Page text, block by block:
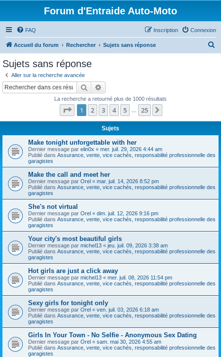
Forum d'Entraide Auto-Moto
FAQ Connexion
Inscription
Accueil du forum Rechercher Sujets sans réponse
Sujets sans réponse
Aller sur la recherche avancée
Rechercher
La recherche a retourné plus de 1000 résultats
Page 1sur25
1 2 3 4 5 25
Sujets
Make tonight unforgettable with her
Dernier message par elin0x « mer. juil. 29, 2026 4:44 am
Publié dans Assurance, vente, vice cachés, responsabilité professionnelle des
garagistes
Make the call and meet her
Dernier message par Orel « mar. juil. 14, 2026 8:52 pm
Publié dans Assurance, vente, vice cachés, responsabilité professionnelle des
garagistes
She's not virtual
Dernier message par Orel « dim. juil. 12, 2026 9:16 pm
Publié dans Assurance, vente, vice cachés, responsabilité professionnelle des
garagistes
Your city's most beautiful girls
Dernier message par michel13 « jeu. juil. 09, 2026 3:38 am
Publié dans Assurance, vente, vice cachés, responsabilité professionnelle des
garagistes
Hot girls are just a click away
Dernier message par michel13 « mer. juil. 08, 2026 11:54 pm
Publié dans Assurance, vente, vice cachés, responsabilité professionnelle des
garagistes
Sexy girls for tonight only
Dernier message par Orel « ven. juil. 03, 2026 6:18 am
Publié dans Assurance, vente, vice cachés, responsabilité professionnelle des
garagistes
Girls In Your Town - No Selfie - Anonymous Sex Dating
Dernier message par Orel « sam. mai 30, 2026 4:55 am
Publié dans Assurance, vente, vice cachés, responsabilité professionnelle des
garagistes